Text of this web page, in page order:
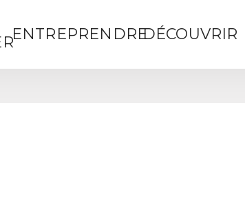
ENTREPRENDREDÉCOUVRIR